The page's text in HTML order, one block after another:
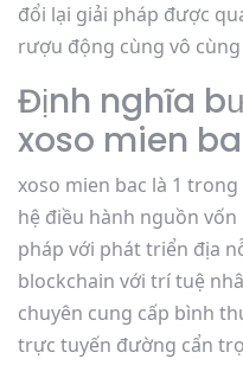
đổi lại giải pháp được
rượu động cùng vô
Định nghĩa
xoso mien
xoso mien bac là 1
hệ điều hành nguồn
pháp với phát triển địa
blockchain với trí tuệ
chuyên cung cấp bình
trực tuyến đường cẩn